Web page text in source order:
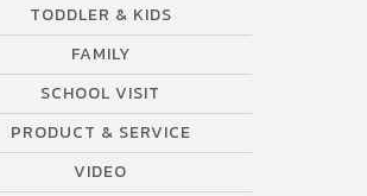
TODDLER & KIDS
FAMILY
SCHOOL VISIT
PRODUCT & SERVICE
VIDEO